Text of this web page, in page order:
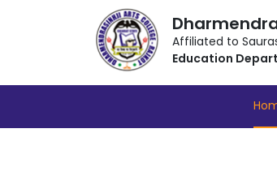
Affiliated to
Education